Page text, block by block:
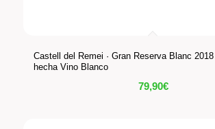
Castell del Remei · Gran Reserva Blanc
hecha Vino Blanco
79,90€